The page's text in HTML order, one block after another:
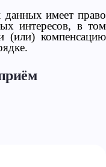
данных имеет право
интересов, в том
(или) компенсацию